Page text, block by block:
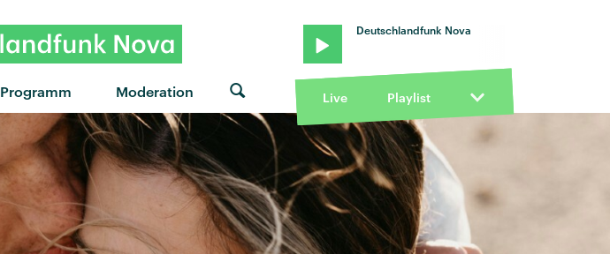
Programm Moderation
Deutschlandfunk Nova
Live Playlist